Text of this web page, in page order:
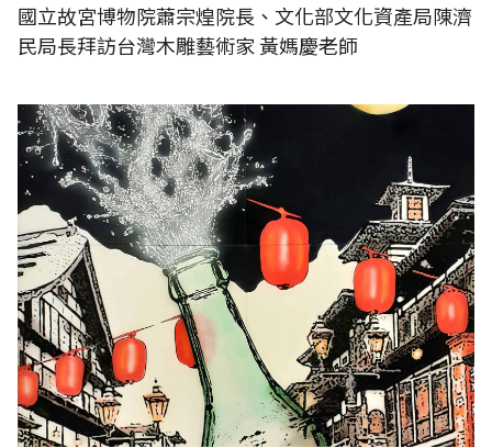
國立故宮博物院蕭宗煌院長、文化部文化資產局陳濟
民局長拜訪台灣木雕藝術家 黃媽慶老師
日本東京藝術太空羅針盤畫廊《AXIS EAST 2025》-遠藤克己、水上卓
也、朝重利文、西久保夏紀、西山直子、章凱帆、出村実英子、荻久保次
郎、山本淑子、渡辺泰史